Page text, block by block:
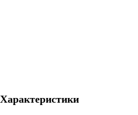
Характеристики